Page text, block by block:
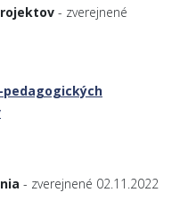
- zverejnené
- zverejnené 02.11.2022